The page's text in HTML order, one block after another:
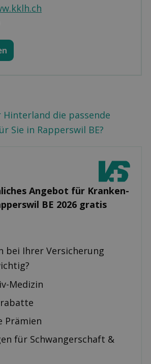
Hinterland die passende
Sie in Rapperswil BE?
Angebot für Kranken­
BE 2026 gratis
bei Ihrer Versicherung
Medizin
Prämien
für Schwangerschaft &